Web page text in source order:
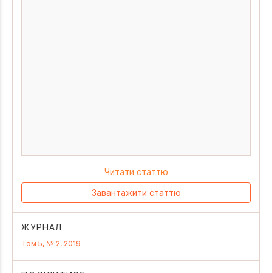
Читати статтю
Завантажити статтю
ЖУРНАЛ
Том 5, № 2, 2019